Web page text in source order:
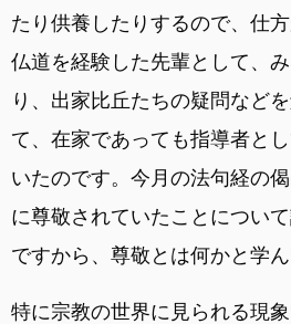
たり供養したりするので、仕
仏道を経験した先輩として、
り、出家比丘たちの疑問など
て、在家であっても指導者と
いたのです。今月の法句経の
に尊敬されていたことについ
ですから、尊敬とは何かと学ん
特に宗教の世界に見られる現